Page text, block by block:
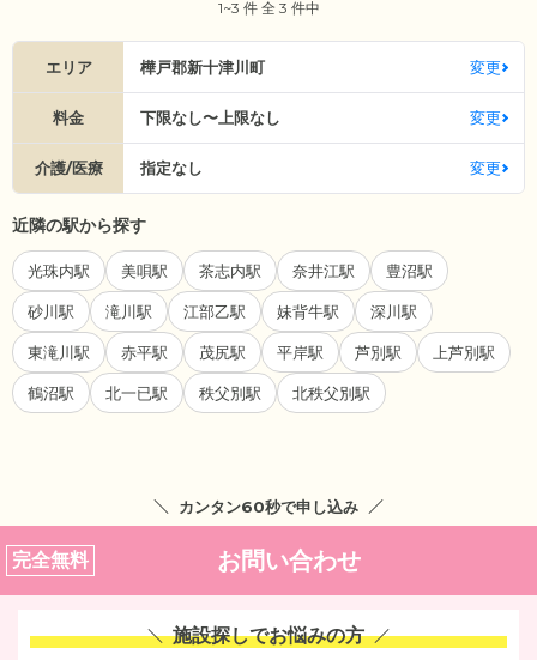
1~3 件 全 3 件中
エリア 樺戸郡新十津川町 変更
料金 下限なし〜上限なし 変更
介護/医療 指定なし 変更
近隣の駅から探す
光珠内駅 美唄駅 茶志内駅 奈井江駅 豊沼駅
砂川駅 滝川駅 江部乙駅 妹背牛駅 深川駅
東滝川駅 赤平駅 茂尻駅 平岸駅 芦別駅 上芦別駅
鶴沼駅 北一已駅 秩父別駅 北秩父別駅
カンタン60秒で申し込み
完全無料 お問い合わせ
施設探しでお悩みの方